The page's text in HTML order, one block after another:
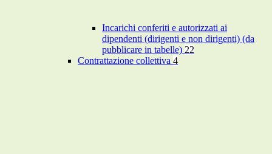
Incarichi conferiti e autorizzati ai
dipendenti (dirigenti e non dirigenti) (da
pubblicare in tabelle) 22
Contrattazione collettiva 4